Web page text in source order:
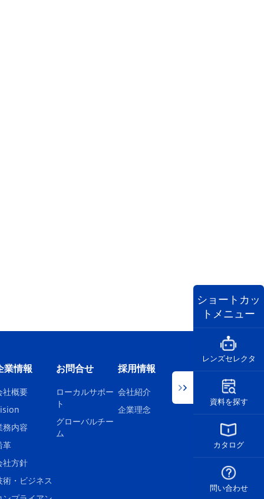
業情報
社概要
務内容
革
社方針
術・ビジネス
お問合せ
ローカルサポー
ト
グローバルチー
ム
採用情報
会社紹介
企業理念
ショートカッ
トメニュー
レンズセレクタ
資料を探す
カタログ
問い合わせ